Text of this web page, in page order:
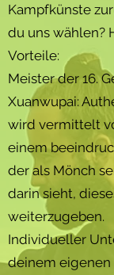
Kampfkünste
du uns wählen?
Vorteile:
Meister der 16.
Xuanwupai:
wird vermittelt
einem
der als Mönch
darin sieht,
weiterzugeben.
Individueller
deinem eigenen